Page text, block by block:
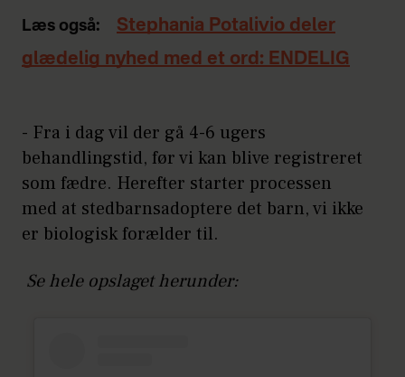
Læs også:
Stephania Potalivio deler
glædelig nyhed med et ord: ENDELIG
- Fra i dag vil der gå 4-6 ugers
behandlingstid, før vi kan blive registreret
som fædre. Herefter starter processen
med at stedbarnsadoptere det barn, vi ikke
er biologisk forælder til.
Se hele opslaget herunder: